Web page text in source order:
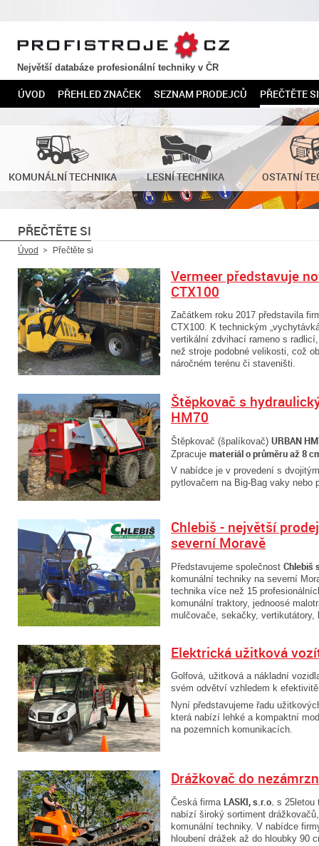
PROFISTROJE.CZ
Největší databáze profesionální techniky v ČR
ÚVOD PŘEHLED ZNAČEK SEZNAM PRODEJCŮ PŘEČTĚTE SI
KOMUNÁLNÍ TECHNIKA LESNÍ TECHNIKA OSTATNÍ
PŘEČTĚTE SI
Úvod Přečtěte si
Vermeer představuje
CTX100
Začátkem roku 2017 představila
CTX100. K technickým
vertikální zdvihací rameno s
než stroje podobné velikosti, což
náročném terénu či staveništi.
Štěpkovač s
HM70
Štěpkovač (špalíkovač) URBAN
Zpracuje materiál o průměru až 8
V nabídce je v provedení s
pytlovačem na Big-Bag vaky nebo
Chlebiš - největší
severní Moravě
Představujeme společnost Chlebiš
komunální techniky na severní
technika více než 15
komunální traktory, jednoosé
mulčovače, sekačky,
Elektrická užitková
Golfová, užitková a nákladní
svém odvětví vzhledem k
Nyní představujeme řadu
která nabízí lehké a kompaktní
na pozemních komunikacích.
Drážkovač do
Česká firma LASKI, s.r.o. s 25letou
nabízí široký sortiment
komunální techniky. V nabídce
hloubení drážek až do hloubky 90